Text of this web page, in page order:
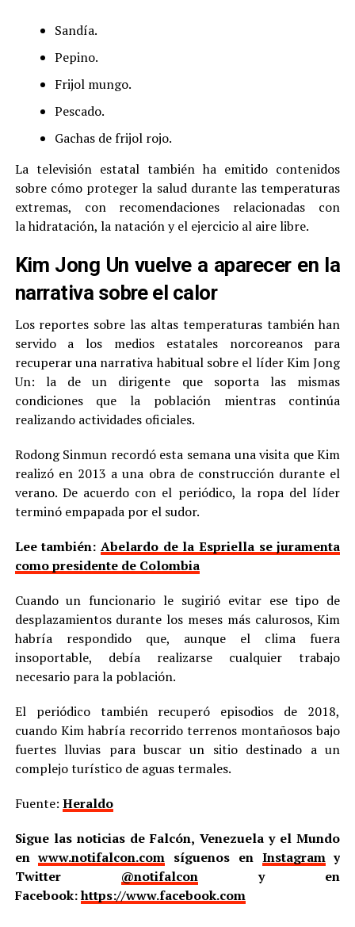
Sandía.
Pepino.
Frijol mungo.
Pescado.
Gachas de frijol rojo.
La televisión estatal también ha emitido contenidos
sobre cómo proteger la salud durante las temperaturas
extremas, con recomendaciones relacionadas con
la hidratación, la natación y el ejercicio al aire libre.
Kim Jong Un vuelve a aparecer en la
narrativa sobre el calor
Los reportes sobre las altas temperaturas también han
servido a los medios estatales norcoreanos para
recuperar una narrativa habitual sobre el líder Kim Jong
Un: la de un dirigente que soporta las mismas
condiciones que la población mientras continúa
realizando actividades oficiales.
Rodong Sinmun recordó esta semana una visita que Kim
realizó en 2013 a una obra de construcción durante el
verano. De acuerdo con el periódico, la ropa del líder
terminó empapada por el sudor.
Lee también: Abelardo de la Espriella se juramenta
como presidente de Colombia
Cuando un funcionario le sugirió evitar ese tipo de
desplazamientos durante los meses más calurosos, Kim
habría respondido que, aunque el clima fuera
insoportable, debía realizarse cualquier trabajo
necesario para la población.
El periódico también recuperó episodios de 2018,
cuando Kim habría recorrido terrenos montañosos bajo
fuertes lluvias para buscar un sitio destinado a un
complejo turístico de aguas termales.
Fuente: Heraldo
Sigue las noticias de Falcón, Venezuela y el Mundo
enwww.notifalcon.com síguenos en Instagramy
Twitter @notifalcony en
Facebook:https://www.facebook.com